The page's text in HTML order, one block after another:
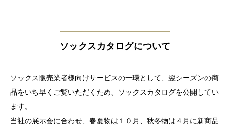
ソックスカタログについて
ソックス販売業者様向けサービスの一環として、翌シーズンの商
品をいち早くご覧いただくため、ソックスカタログを公開してい
ます。
当社の展示会に合わせ、春夏物は１０月、秋冬物は４月に新商品